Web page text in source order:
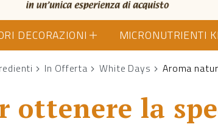
Conte Shop
DECORAZIONI MICRONUTRIENTI
In Offerta White Days Aroma
ottenere la